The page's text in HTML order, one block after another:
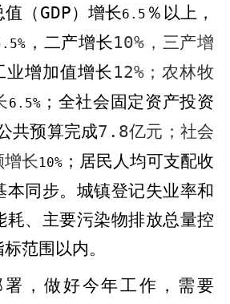
（ GDP） 增长6 .5 ％以上，
.5% ，二产增长10% ，三产增
业增加值增长12% ；农林牧
6 . 5%；全社会固定资产投资
共预算完成7.8亿元；社会
长 10% ；居民人均可支配收
本同步。城镇登记失业率和
耗、主要污染物排放总量控
范围以内。
，做好今年工作，需要